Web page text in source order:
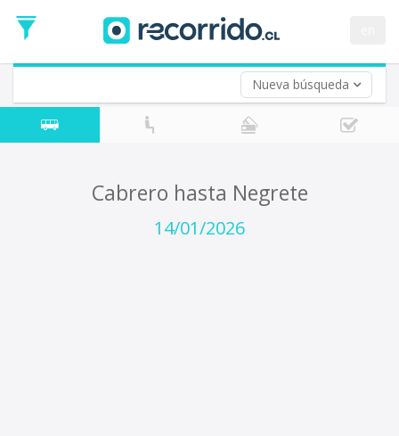
Nueva búsqueda
de
Ida
Vuelta (opcional)
Fecha
de
Cabrero hasta Negrete
14/01/2026